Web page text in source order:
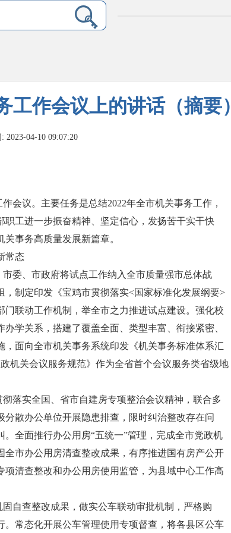
工作会议上的讲话（摘要）
2023-04-10 09:07:20
议。主要任务是总结2022年全市机关事务工作，
工进一步振奋精神、坚定信心，发扬苦干实干快
事务高质量发展新篇章。
常态
委、市政府将试点工作纳入全市质量强市总体战
制定印发《宝鸡市贯彻落实<国家标准化发展纲要>
联动工作机制，举全市之力推进试点建设。强化校
学关系，搭建了覆盖全面、类型丰富、衔接紧密、
面向全市机关事务系统印发《机关事务标准体系汇
机关会议服务规范》作为全省首个会议服务类省级地
实全国、省市自建房专项整治会议精神，联合多
散办公单位开展隐患排查，限时纠治整改存在问
全面推行办公用房“五统一”管理，完成全市党政机
市办公用房清查整改成果，有序推进国有房产公开
清查整改和办公用房使用监管，为县域中心工作高
自查整改成果，做实公车联动审批机制，严格购
常态化开展公车管理使用专项督查，将各县区公车